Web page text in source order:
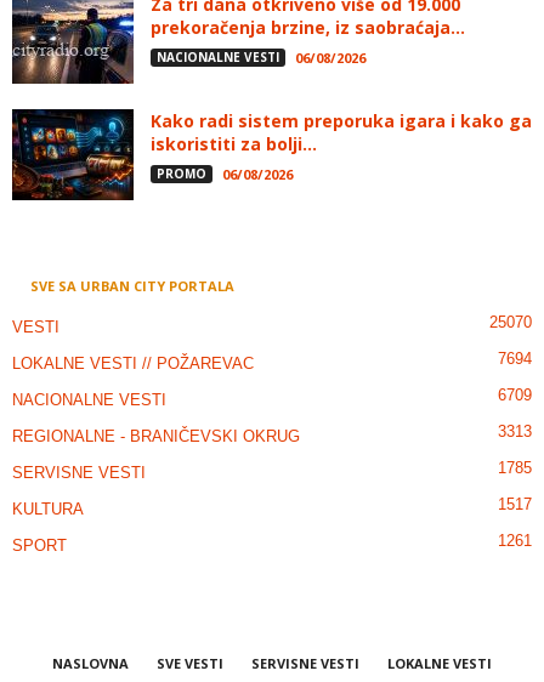
prekoračenja brzine, iz saobraćaja...
NACIONALNE VESTI 06/08/2026
Kako radi sistem preporuka igara i kako ga
iskoristiti za bolji...
PROMO 06/08/2026
SVE SA URBAN CITY PORTALA
VESTI 25070
LOKALNE VESTI // POŽAREVAC 7694
NACIONALNE VESTI 6709
REGIONALNE - BRANIČEVSKI OKRUG 3313
SERVISNE VESTI 1785
KULTURA 1517
SPORT 1261
NASLOVNA SVE VESTI SERVISNE VESTI LOKALNE VESTI